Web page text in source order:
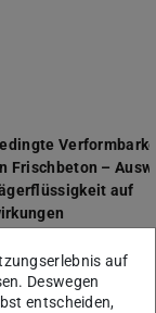
Frischbeton –
auf
Darmstadt,
auf
Deswegen
entscheiden,